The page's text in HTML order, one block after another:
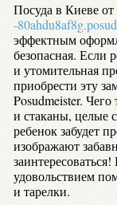
Посуда в Киеве от
-
эффектным
безопасная. Если
и утомительная
приобрести эту
Posudmeister.
и стаканы, целые
ребенок забудет
изображают
удовольствием
и тарелки.